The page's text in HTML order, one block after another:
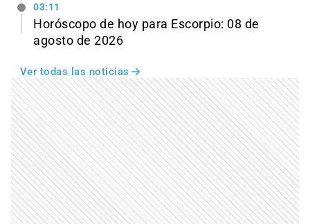
03:11
Horóscopo de hoy para Escorpio: 08 de
agosto de 2026
Ver todas las noticias